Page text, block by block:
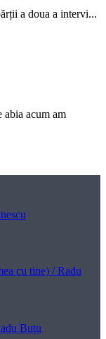
a doua a intervi...
acum am
cu tine) / Radu
Buțu